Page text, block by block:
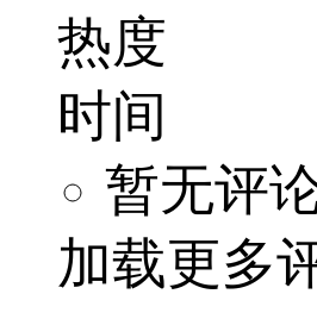
热度
时间
暂无评
加载更多